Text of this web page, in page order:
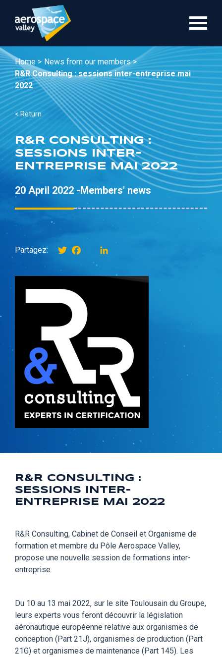
main
Home > News from our members >
R&R Consulting : sessions inter-entreprise mai
2022
< Return
R&R CONSULTING :
SESSIONS INTER-
ENTREPRISE MAI 2022
20 April 2022 -Members' news
Partagez: TwitterFacebookinstagram
R&R CONSULTING :
SESSIONS INTER-
ENTREPRISE MAI 2022
R&R Consulting, Cabinet de Conseil et Organisme de
formation et membre du Pôle Aerospace Valley,
propose une nouvelle session de formations inter-
entreprise.
Du 10 au 13 mai 2022, sur le site Toulousain du Groupe,
leurs experts vous feront découvrir la législation
aéronautique européenne relative aux organismes de
conception (Part 21J), organismes de production (Part
21G) et organismes de maintenance (Part 145). Les